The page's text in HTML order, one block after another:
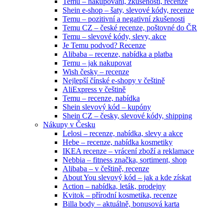
Shein e-shop – šaty, slevové kódy, recenze
Temu – pozitivní a negativní zkušenosti
Temu CZ – české recenze, poštovné do ČR
Temu – slevové kódy, slevy, akce
Je Temu podvod? Recenze
Alibaba – recenze, nabídka a platba
Temu – jak nakupovat
Wish česky – recenze
Nejlepší čínské e-shopy v češtině
AliExpress v češtině
Temu – recenze, nabídka
Shein slevový kód – kupóny
Shein CZ – česky, slevové kódy, shipping
Nákupy v Česku
Lelosi – recenze, nabídka, slevy a akce
Hebe – recenze, nabídka kosmetiky
IKEA recenze – vrácení zboží a reklamace
Nebbia – fitness značka, sortiment, shop
Alibaba – v češtině, recenze
About You slevový kód – jak a kde získat
Action – nabídka, leták, prodejny
Kvitok – přírodní kosmetika, recenze
Billa body – aktuálně, bonusová karta